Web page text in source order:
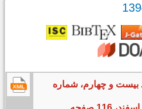
1394، جلد بیست و چهارم، شماره